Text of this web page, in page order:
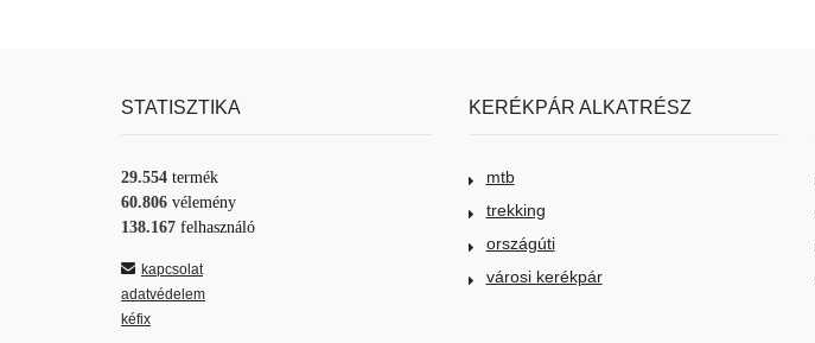
STATISZTIKA
29.554 termék
60.806 vélemény
138.167 felhasználó
kapcsolat
adatvédelem
kéfix
KERÉKPÁR ALKATRÉSZ
mtb
trekking
országúti
városi kerékpár